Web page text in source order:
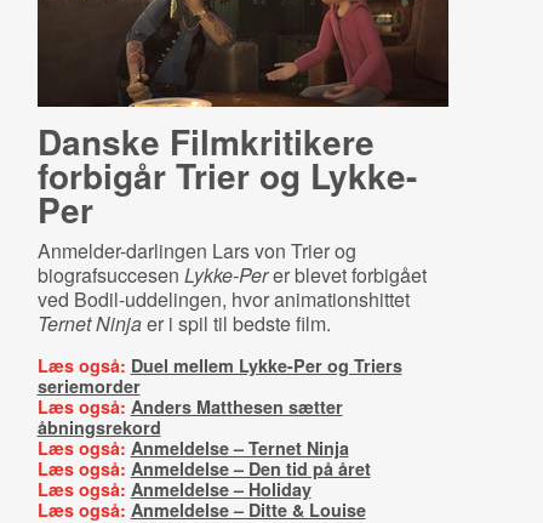
Danske Filmkritikere
forbigår Trier og Lykke-
Per
Anmelder-darlingen Lars von Trier og
biografsuccesen Lykke-Perer blevet forbigået
ved Bodil-uddelingen, hvor animationshittet
Ternet Ninjaer i spil til bedste film.
Læs også: Duel mellem Lykke-Per og Triers
seriemorder
Læs også: Anders Matthesen sætter
åbningsrekord
Læs også: Anmeldelse – Ternet Ninja
Læs også: Anmeldelse – Den tid på året
Læs også: Anmeldelse – Holiday
Læs også: Anmeldelse – Ditte & Louise